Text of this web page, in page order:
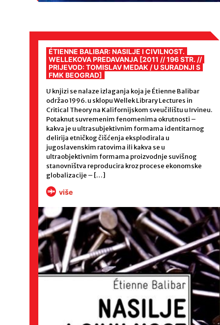
ÉTIENNE BALIBAR: NASILJE I CIVILNOST.
WELLEKOVA PREDAVANJA [2011 // 196 STR. //
PRIJEVOD: TOMISLAV MEDAK / U SURADNJI S
FMK BEOGRAD]
U knjizi se nalaze izlaganja koja je Étienne Balibar
održao 1996. u sklopu Wellek Library Lectures in
Critical Theory na Kalifornijskom sveučilištu u Irvineu.
Potaknut suvremenim fenomenima okrutnosti –
kakva je u ultrasubjektivnim formama identitarnog
delirija etničkog čišćenja eksplodirala u
jugoslavenskim ratovima ili kakva se u
ultraobjektivnim formama proizvodnje suvišnog
stanovništva reproducira kroz procese ekonomske
globalizacije – […]
više